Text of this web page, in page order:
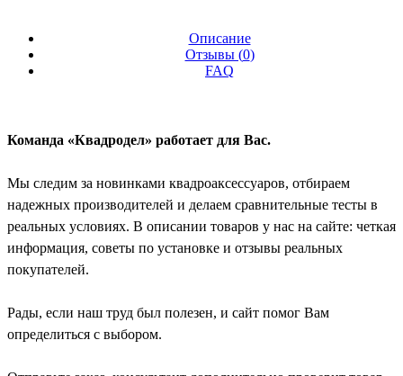
Описание
Отзывы (0)
FAQ
Команда «Квадродел» работает для Вас.
Мы следим за новинками квадроаксессуаров, отбираем
надежных производителей и делаем сравнительные тесты в
реальных условиях. В описании товаров у нас на сайте: четкая
информация, советы по установке и отзывы реальных
покупателей.
Рады, если наш труд был полезен, и сайт помог Вам
определиться с выбором.